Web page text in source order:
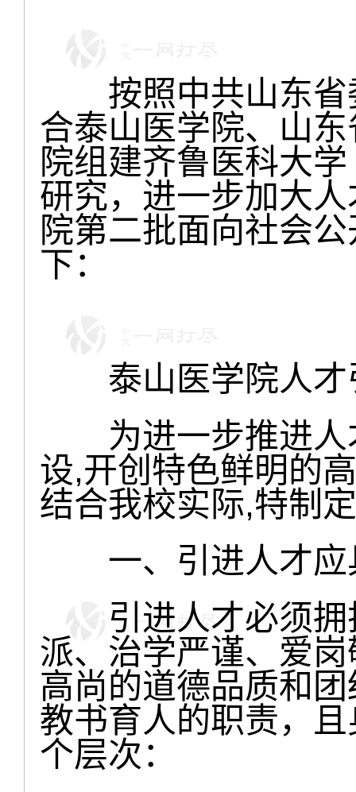
按照中共山东省
合泰山医学院、山
院组建齐鲁医科大
研究，进一步加大
院第二批面向社会
下：
泰山医学院人才
为进一步推进人
设,开创特色鲜明的
结合我校实际,特制
一、引进人才应
引进人才必须拥
派、治学严谨、爱
高尚的道德品质和
教书育人的职责，
个层次：